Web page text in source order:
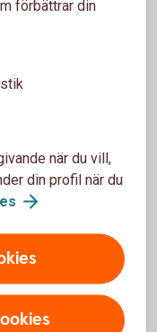
förbättrar din
när du vill,
din profil när du